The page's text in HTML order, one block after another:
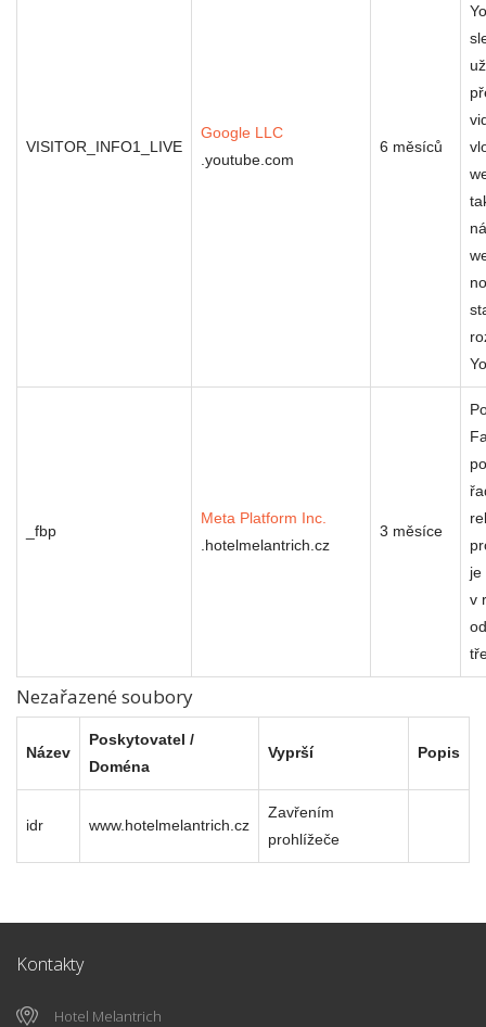
VISITOR_INFO1_LIVE
Google LLC
.youtube.com
6 měsíců
_fbp
Meta Platform Inc.
.hotelmelantrich.cz
3 měsíce
je
v
Nezařazené soubory
Název
Poskytovatel /
Doména
Vyprší Popis
idr www.hotelmelantrich.cz
Zavřením
prohlížeče
Kontakty
Hotel Melantrich